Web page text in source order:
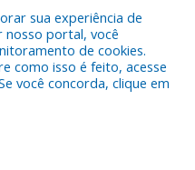
Municipal de Colares.
sua experiência de
nosso portal, você
de cookies.
como isso é feito, acesse
você concorda, clique em